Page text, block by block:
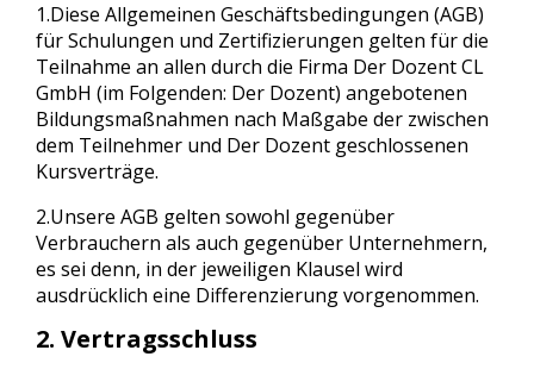
1.Diese Allgemeinen Geschäftsbedingungen (AGB)
für Schulungen und Zertifizierungen gelten für die
Teilnahme an allen durch die Firma Der Dozent CL
GmbH (im Folgenden: Der Dozent) angebotenen
Bildungsmaßnahmen nach Maßgabe der zwischen
dem Teilnehmer und Der Dozent geschlossenen
Kursverträge.
2.Unsere AGB gelten sowohl gegenüber
Verbrauchern als auch gegenüber Unternehmern,
es sei denn, in der jeweiligen Klausel wird
ausdrücklich eine Differenzierung vorgenommen.
2. Vertragsschluss